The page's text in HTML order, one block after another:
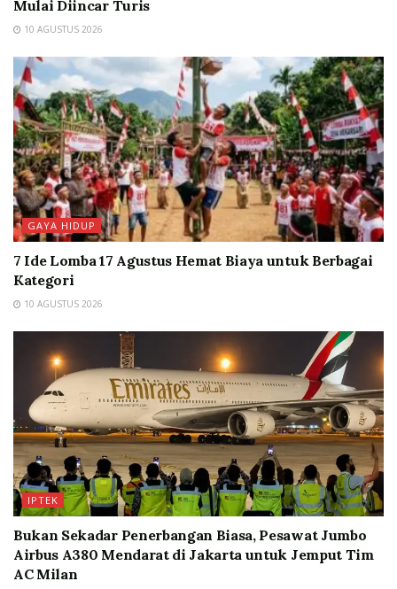
Mulai Diincar Turis
10 AGUSTUS 2026
GAYA HIDUP
7 Ide Lomba 17 Agustus Hemat Biaya untuk Berbagai
Kategori
10 AGUSTUS 2026
IPTEK
Bukan Sekadar Penerbangan Biasa, Pesawat Jumbo
Airbus A380 Mendarat di Jakarta untuk Jemput Tim
AC Milan